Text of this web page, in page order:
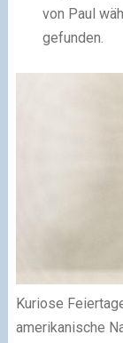
von Paul
gefunden.
Kuriose
amerikanische